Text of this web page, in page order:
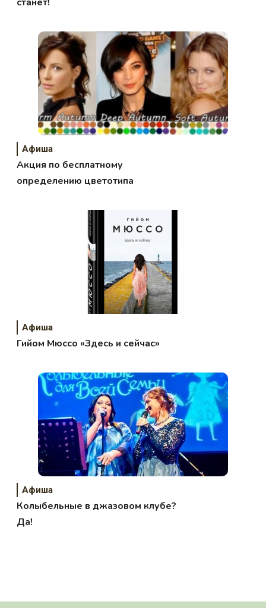
Афиша
Акция по бесплатному
определению цветотипа
Афиша
Гийом Мюссо «Здесь и сейчас»
Афиша
Колыбельные в джазовом клубе?
Да!